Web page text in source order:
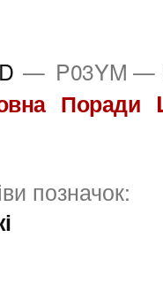
P03YM —
Поради
позначок: